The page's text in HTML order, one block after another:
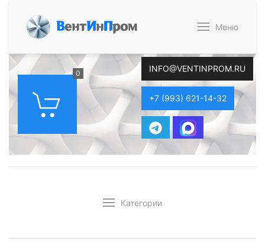
ВентИнПром Меню
0 INFO@VENTINPROM.RU
+7 (993) 621-14-32
Категории